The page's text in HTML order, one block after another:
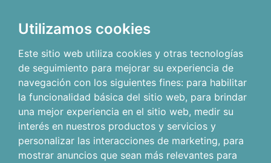
Utilizamos cookies
Este sitio web utiliza cookies y otras tecnologías
de seguimiento para mejorar su experiencia de
navegación con los siguientes fines: para habilitar
la funcionalidad básica del sitio web, para brindar
una mejor experiencia en el sitio web, medir su
interés en nuestros productos y servicios y
personalizar las interacciones de marketing, para
mostrar anuncios que sean más relevantes para